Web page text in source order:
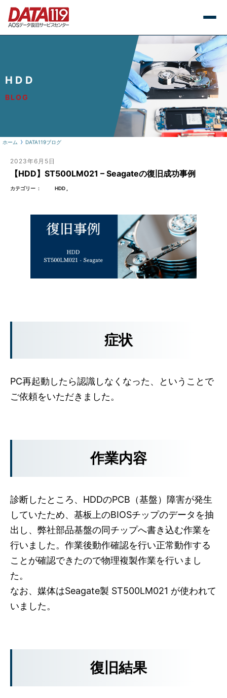
HDD
BLOG
ホーム DATA119ブログ
2023年6月5日
【HDD】ST500LM021 – Seagateの復旧成功事例
カテゴリー HDD
症状
PC再起動したら認識しなくなった、ということで
ご依頼をいただきました。
作業内容
診断したところ、HDDのPCB（基盤）障害が発生
していたため、基板上のBIOSチップのデータを抽
出し、弊社部品基盤の同チップへ書き込む作業を
行いました。作業後動作確認を行い正常動作する
ことが確認できたので物理複製作業を行いまし
た。
なお、媒体はSeagate製 ST500LM021 が使われて
いました。
復旧結果